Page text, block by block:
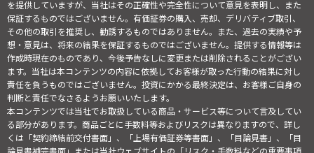
を提供していますが、当社はその正確性や完全性について意見を表明し、また
保証するものではございません。有価証券の購入、売却、デリバティブ取引、
その他の取引を推奨し、勧誘するものではありません。また、過去の実績や予
想・意見は、将来の結果を保証するものではございません。提供する情報等は
作成時現在のものであり、今後予告なしに変更または削除されることがござい
ます。当社は本コンテンツの内容に依拠してお客様が取った行動の結果に対し
責任を負うものではございません。投資にかかる最終決定は、お客様ご自身の
判断と責任でなさるようお願いいたします。
本コンテンツでは当社でお取扱している商品・サービス等について言及してい
る部分があります。商品ごとに手数料等およびリスクは異なりますので、詳し
くは「契約締結前交付書面」、「上場有価証券等書面」、「目論見書」、「目